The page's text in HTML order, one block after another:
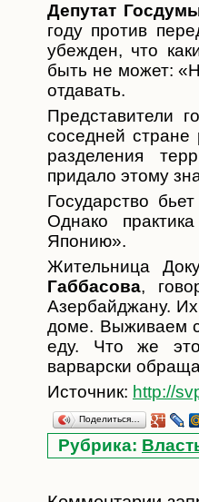
Депутат
году против
убежден, что
быть не может:
отдавать.
Представители
соседней
разделения
придало этому
Государство
Однако
Японию».
Жительница
Габбасова,
Азербайджану.
доме. Выживаем
еду. Что же
варварски
Источник: http://
Поделиться…
Рубрика: